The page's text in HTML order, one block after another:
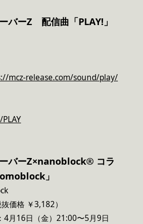
バーZ 配信曲「PLAY!」
mcz-release.com/sound/play/
バーZ×nanoblock® コラ
」
価格 ￥3,182）
4月16日（金）21:00〜5月9日